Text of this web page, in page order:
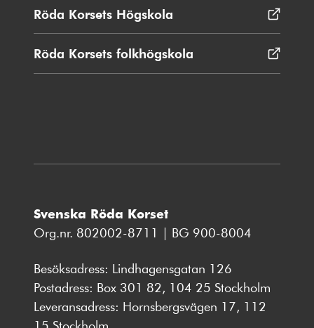
Röda Korsets Högskola
i
nytt
fönster
Röda Korsets folkhögskola
i
Svenska Röda Korset
Org.nr. 802002-8711 | BG 900-8004
Besöksadress: Lindhagensgatan 126
Postadress: Box 301 82, 104 25 Stockholm
Leveransadress: Hornsbergsvägen 17, 112